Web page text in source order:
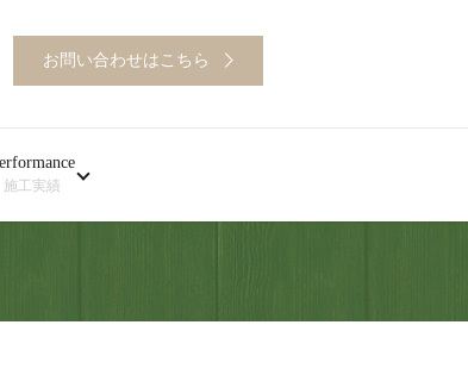
お問い合わせはこちら
施工実績